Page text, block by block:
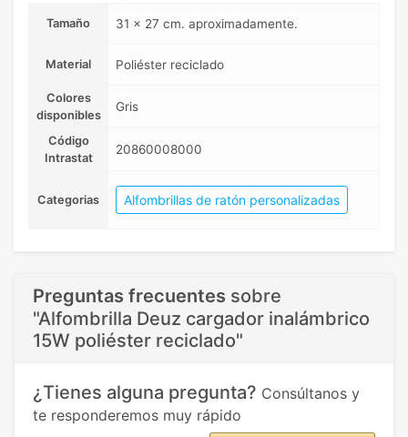
Tamaño 31 x 27 cm. aproximadamente.
Material Poliéster reciclado
Colores
disponibles
Gris
Código
Intrastat
20860008000
Categorias Alfombrillas de ratón personalizadas
Preguntas frecuentes sobre
"Alfombrilla Deuz cargador inalámbrico
15W poliéster reciclado"
¿Tienes alguna pregunta? Consúltanos y
te responderemos muy rápido